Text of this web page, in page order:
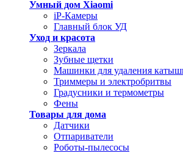
Умный дом Xiaomi
iP-Камеры
Главный блок УД
Уход и красота
Зеркала
Зубные щетки
Машинки для удаления
Триммеры и электробритвы
Градусники и термометры
Фены
Товары для дома
Датчики
Отпариватели
Роботы-пылесосы